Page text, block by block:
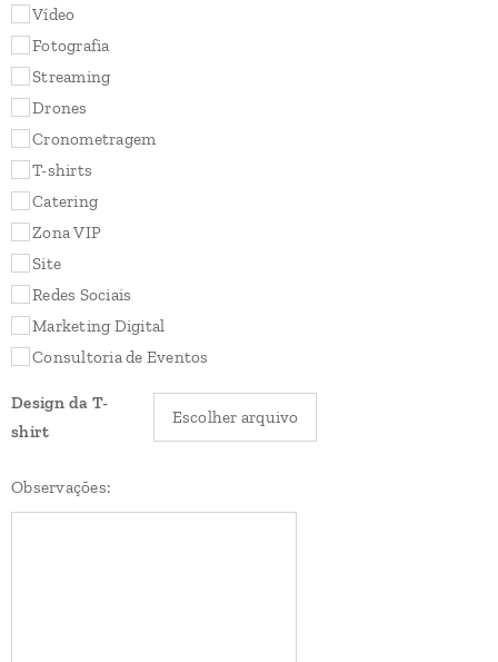
Vídeo
Fotografia
Streaming
Drones
Cronometragem
T-shirts
Catering
Zona VIP
Site
Redes Sociais
Marketing Digital
Consultoria de Eventos
Design da T-
shirt
Escolher arquivo
Observações: